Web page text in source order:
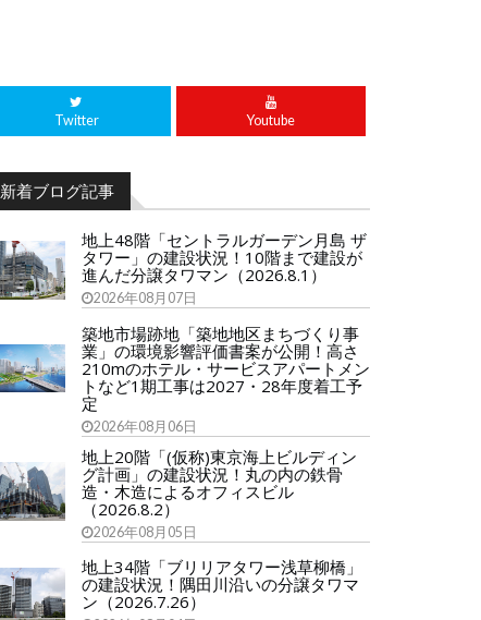
Twitter Youtube
新着ブログ記事
地上48階「セントラルガーデン月島 ザ
タワー」の建設状況！10階まで建設が
進んだ分譲タワマン（2026.8.1）
2026年08月07日
築地市場跡地「築地地区まちづくり事
業」の環境影響評価書案が公開！高さ
210mのホテル・サービスアパートメン
トなど1期工事は2027・28年度着工予
定
2026年08月06日
地上20階「(仮称)東京海上ビルディン
グ計画」の建設状況！丸の内の鉄骨
造・木造によるオフィスビル
（2026.8.2）
2026年08月05日
地上34階「ブリリアタワー浅草柳橋」
の建設状況！隅田川沿いの分譲タワマ
ン（2026.7.26）